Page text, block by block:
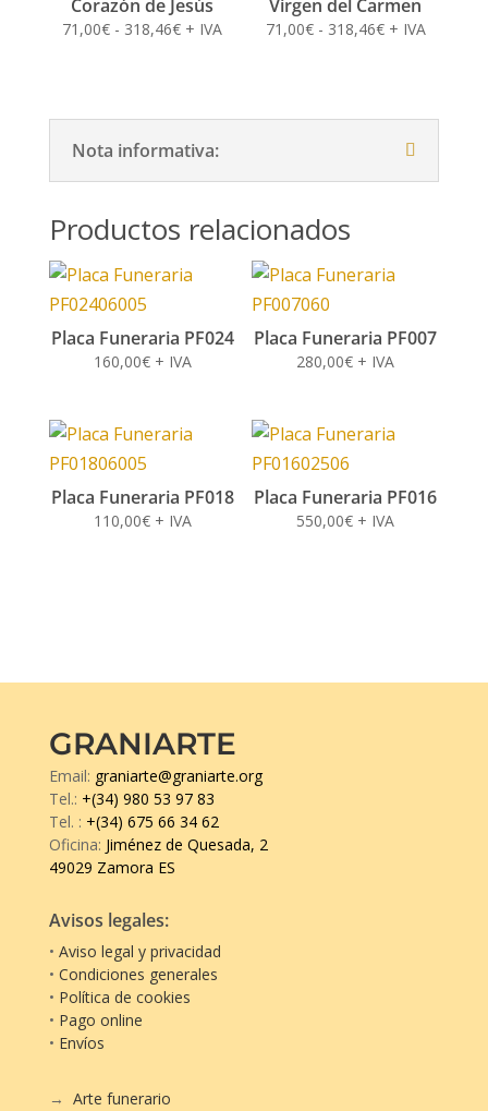
Corazón de Jesús
71,00€ - 318,46€Rango
hasta
318,46€
+ IVA
Virgen del Carmen
71,00€ - 318,46€Rango
hasta
318,46€
+ IVA
Nota informativa:
Productos relacionados
Placa Funeraria PF024
160,00€ + IVA
Placa Funeraria PF007
280,00€ + IVA
Placa Funeraria PF018
110,00€ + IVA
Placa Funeraria PF016
550,00€ + IVA
GRANIARTE
Email: graniarte@graniarte.org
Tel.: +(34) 980 53 97 83
Tel. : +(34) 675 66 34 62
Oficina: Jiménez de Quesada, 2
49029 Zamora ES
Avisos legales:
• Aviso legal y privacidad
• Condiciones generales
• Política de cookies
• Pago online
• Envíos
→ Arte funerario